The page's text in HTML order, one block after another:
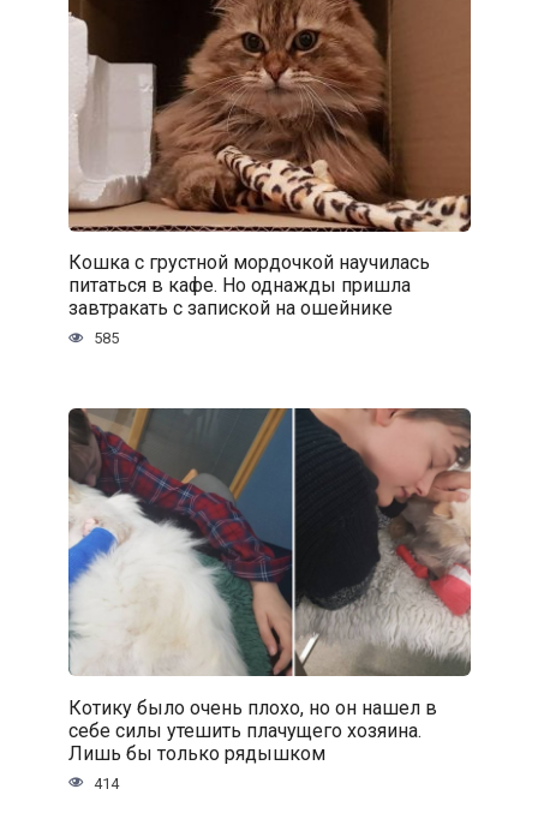
Кошка с грустной мордочкой научилась
питаться в кафе. Но однажды пришла
завтракать с запиской на ошейнике
585
Котику было очень плохо, но он нашел в
себе силы утешить плачущего хозяина.
Лишь бы только рядышком
414